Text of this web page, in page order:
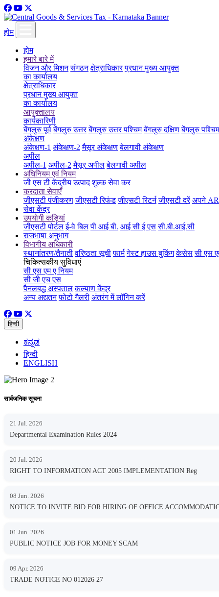
होम
होम
हमारे बारे में
विजन और मिशन संगठन क्षेत्राधिकार प्रधान मुख्य आयुक्त
का कार्यालय
क्षेत्राधिकार
प्रधान मुख्य आयुक्त
का कार्यालय
आयुक्तालय
कार्यकारिणी
बेंगलुरु पूर्व बेंगलुरु उत्तर बेंगलुरु उत्तर पश्चिम बेंगलुरु दक्षिण बेंगलुरु पश्चिम
अंकेक्षण
अंकेक्षण-1 अंकेक्षण-2 मैसूर अंकेक्षण बेलगावी अंकेक्षण
अपील
अपील-1 अपील-2 मैसूर अपील बेलगावी अपील
अधिनियम एवं नियम
जी एस टी केंद्रीय उत्पाद शुल्क सेवा कर
करदाता सेवाएँ
जीएसटी पंजीकरण जीएसटी रिफंड जीएसटी रिटर्न जीएसटी दरें अपने
सेवा केंद्र
उपयोगी कड़ियां
जीएसटी पोर्टल ई-वे बिल पी आई बी. आई सी ई एस सी.बी.आई.सी
राजभाषा अनुभाग
विभागीय अधिकारी
स्थानांतरण/तैनाती वरिष्ठता सूची फार्म गेस्ट हाउस बुकिंग केसेस सी एस
चिकित्सकीय सुविधाएं
सी एस एम ए नियम
सी जी एच एस
पैनलबद्ध अस्पताल कल्याण केंद्र
अन्य अद्यतन फोटो गैलरी अंतरंग में लॉगिन करें
हिन्दी
ಕನ್ನಡ
हिन्दी
ENGLISH
सार्वजनिक सूचना
21 Jul. 2026
Departmental Examination Rules 2024
20 Jul. 2026
RIGHT TO INFORMATION ACT 2005 IMPLEMENTATION Reg
08 Jun. 2026
NOTICE TO INVITE BID FOR HIRING OF OFFICE
01 Jun. 2026
PUBLIC NOTICE JOB FOR MONEY SCAM
09 Apr. 2026
TRADE NOTICE NO 012026 27